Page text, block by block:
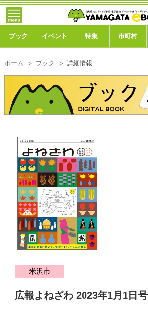
ブック イベント 特集 市町村
ホーム ブック 詳細情報
米沢市
広報よねざわ 2023年1月1日号
トップ
ブック
市町村
このサイトについて
運営会社
ご利用ガイド
よくある質問
サイトマップ
}; -->